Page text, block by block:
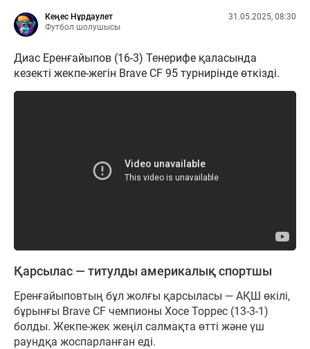
Кеңес Нұрдаулет
Футбол шолушысы
31.05.2025, 08:30
Диас Еренғайыпов (16-3) Тенерифе қаласында
кезекті жекпе-жегін Brave CF 95 турнирінде өткізді.
Қарсылас — титулды америкалық спортшы
Еренғайыповтың бұл жолғы қарсыласы — АҚШ өкілі,
бұрынғы Brave CF чемпионы Хосе Торрес (13-3-1)
болды. Жекпе-жек жеңіл салмақта өтті және үш
раундқа жоспарланған еді.